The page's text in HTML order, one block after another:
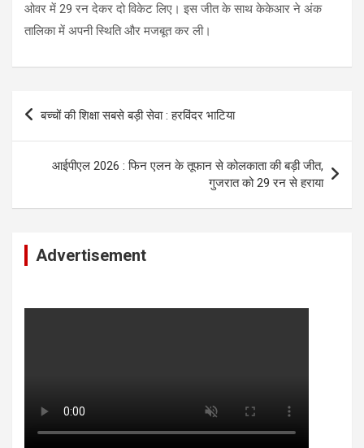
ओवर में 29 रन देकर दो विकेट लिए। इस जीत के साथ केकेआर ने अंक
तालिका में अपनी स्थिति और मजबूत कर ली।
Post
बच्चों की शिक्षा सबसे बड़ी सेवा : हरविंदर भाटिया
आईपीएल 2026 : फिन एलन के तूफान से कोलकाता की बड़ी जीत,
गुजरात को 29 रन से हराया
Advertisement